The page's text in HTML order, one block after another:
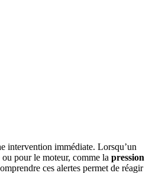
intervention immédiate. Lorsqu’un
pour le moteur, comme la pression
ces alertes permet de réagir